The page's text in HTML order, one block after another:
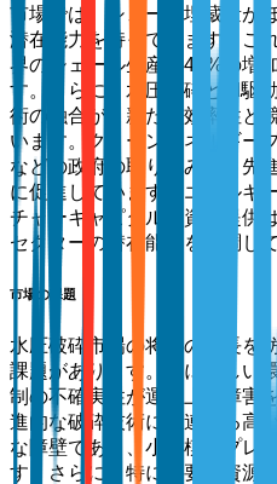
市場では、シェール埋蔵量が
潜在能力を持っています。こ
界のシェール生産の40%の増
す。さらに、水圧破砕とAI駆
術の融合が、新たな効率性と
います。クリーンエネルギー
などの政府の取り組みが、先
に促進しています。エネルギ
チャーキャピタルの資金提供
セクターの潜在能力を強調し
市場の課題
水圧破砕市場の将来の成長を
課題があります。特に厳しい
制の不確実性が運用上の障害
進的な破砕技術に関連する高
な障壁であり、小規模なプレ
す。さらに、特に必要な資源